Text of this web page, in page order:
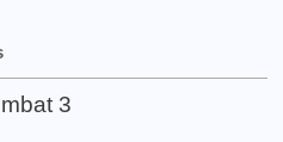
3